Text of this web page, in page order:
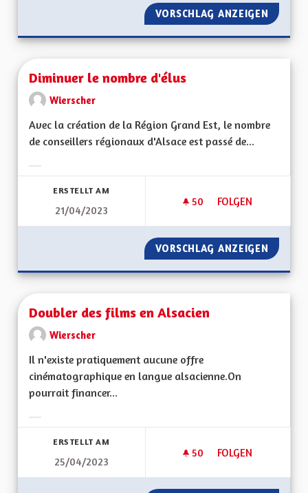
VORSCHLAG ANZEIGEN
Diminuer le nombre d'élus
Wierscher
Avec la création de la Région Grand Est, le nombre
de conseillers régionaux d'Alsace est passé de...
ERSTELLT AM
21/04/2023
50 50 FOLLOWER
FOLGEN
DIMINUER LE
VORSCHLAG ANZEIGEN
Doubler des films en Alsacien
Wierscher
Il n'existe pratiquement aucune offre
cinématographique en langue alsacienne.On
pourrait financer...
ERSTELLT AM
25/04/2023
50 50 FOLLOWER
FOLGEN
DOUBLER DES